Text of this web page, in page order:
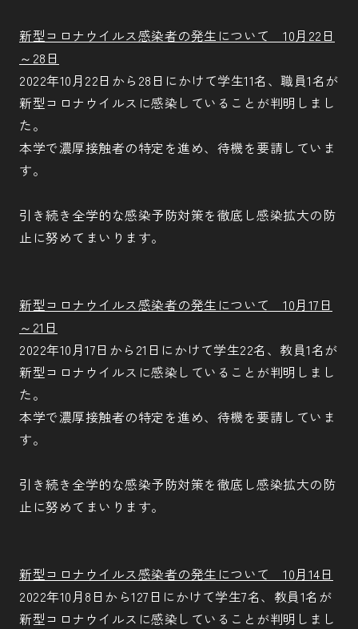
新型コロナウイルス感染者の発生について 10月22日
～28日
2022年10月22日から28日にかけて学生11名、職員1名が
新型コロナウイルスに感染していることが判明しまし
た。
本学で濃厚接触者の特定を進め、待機を要請していま
す。
引き続き全学的な感染予防対策を徹底し感染拡大の防
止に努めてまいります。
新型コロナウイルス感染者の発生について 10月17日
～21日
2022年10月17日から21日にかけて学生22名、教員1名が
新型コロナウイルスに感染していることが判明しまし
た。
本学で濃厚接触者の特定を進め、待機を要請していま
す。
引き続き全学的な感染予防対策を徹底し感染拡大の防
止に努めてまいります。
新型コロナウイルス感染者の発生について 10月14日
2022年10月8日から127日にかけて学生7名、教員1名が
新型コロナウイルスに感染していることが判明しまし